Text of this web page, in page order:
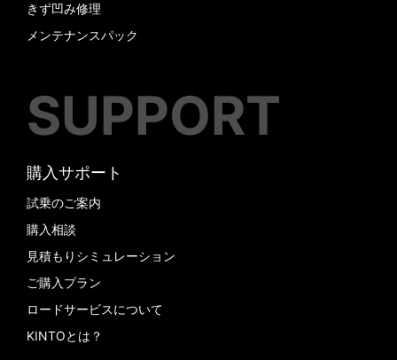
きず凹み修理
メンテナンスパック
SUPPORT
購入サポート
試乗のご案内
購入相談
見積もりシミュレーション
ご購入プラン
ロードサービスについて
KINTOとは？